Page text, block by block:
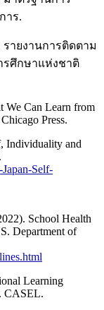
าร.
รายงานการติดตาม
รศึกษาแห่งชาติ
We Can Learn from
Press.
Individuality and
Self-
School Health
Department of
Learning
CASEL.